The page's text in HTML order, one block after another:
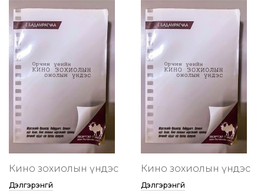
Кино зохиолын үндэс
Дэлгэрэнгүй
Кино зохиолын үндэс
Дэлгэрэнгүй